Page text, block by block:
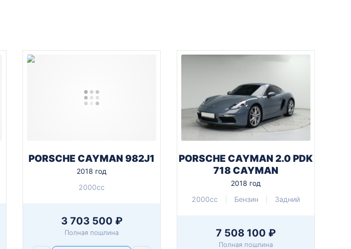
PORSCHE CAYMAN 982J1
2018 год
2000cc
3 703 500 ₽
Полная пошлина
PORSCHE CAYMAN 2.0 PDK
718 CAYMAN
2018 год
2000cc
Бензин Задний
7 508 100 ₽
Полная пошлина